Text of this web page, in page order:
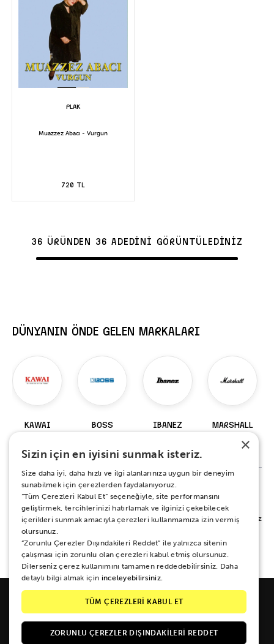
Muazzez Abacı - Vurgun
720 TL
36 ÜRÜNDEN 36 ADEDİNİ GÖRÜNTÜLEDİNİZ
DÜNYANIN ÖNDE GELEN MARKALARI
KAWAI BOSS IBANEZ MARSHALL
147 Ürün
%100 MEMNUNİYET SÖZÜ
Alışverişiniz sırasında ya da sonrasında koşulsuz mutluluğunuz için yanınızdayız.
Her ne sebeple olursa olsun 15 gün boyunca iade ve değişim garantisi Zuhal
Müzik güvencesinde.
Galipdede Cad. No: 33 Tünel / Beyoğlu / İSTANBUL
×
Sizin için en iyisini sunmak isteriz.
Size daha iyi, daha hızlı ve ilgi alanlarınıza uygun bir deneyim
sunabilmek için çerezlerden faydalanıyoruz.
“Tüm Çerezleri Kabul Et” seçeneğiyle, site performansını
geliştirmek, tercihlerinizi hatırlamak ve ilginizi çekebilecek
içerikleri sunmak amacıyla çerezleri kullanmamıza izin vermiş
olursunuz.
“Zorunlu Çerezler Dışındakileri Reddet” ile yalnızca sitenin
çalışması için zorunlu olan çerezleri kabul etmiş olursunuz.
Dilerseniz çerez kullanımını tamamen reddedebilirsiniz. Daha
detaylı bilgi almak için inceleyebilirsiniz.
TÜM ÇEREZLERİ KABUL ET
ZORUNLU ÇEREZLER DIŞINDAKILERI REDDET